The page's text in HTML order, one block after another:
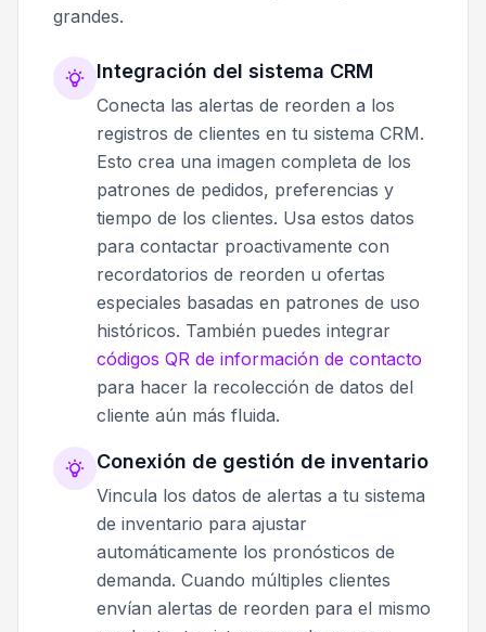
grandes.
Integración del sistema CRM
Conecta las alertas de reorden a los
registros de clientes en tu sistema CRM.
Esto crea una imagen completa de los
patrones de pedidos, preferencias y
tiempo de los clientes. Usa estos datos
para contactar proactivamente con
recordatorios de reorden u ofertas
especiales basadas en patrones de uso
históricos. También puedes integrar
códigos QR de información de contacto
para hacer la recolección de datos del
cliente aún más fluida.
Conexión de gestión de inventario
Vincula los datos de alertas a tu sistema
de inventario para ajustar
automáticamente los pronósticos de
demanda. Cuando múltiples clientes
envían alertas de reorden para el mismo